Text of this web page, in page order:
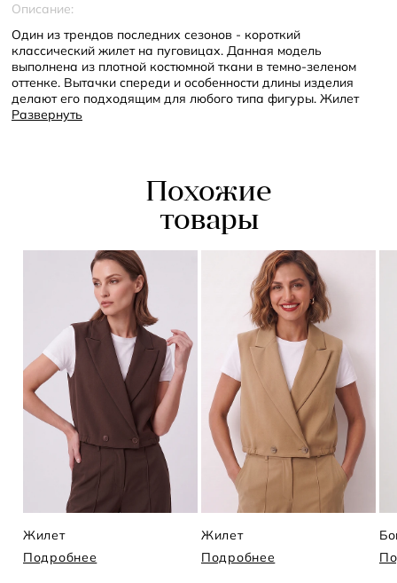
Описание:
Один из трендов последних сезонов - короткий
классический жилет на пуговицах. Данная модель
выполнена из плотной костюмной ткани в темно-зеленом
оттенке. Вытачки спереди и особенности длины изделия
делают его подходящим для любого типа фигуры. Жилет
застегивается на ряд круглых пуговиц. Образующийся V-
- декоративные карманы
Развернуть
Похожие
товары
Жилет
Подробнее
Жилет
Подробнее